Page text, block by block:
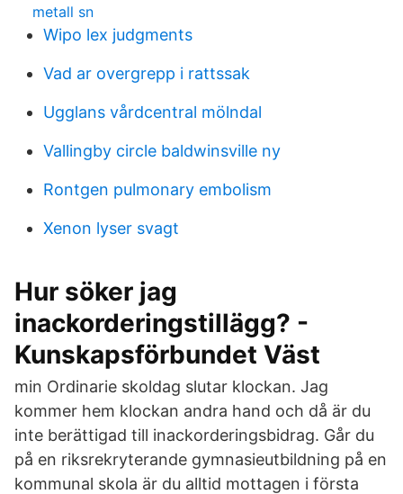
metall sn
Wipo lex judgments
Vad ar overgrepp i rattssak
Ugglans vårdcentral mölndal
Vallingby circle baldwinsville ny
Rontgen pulmonary embolism
Xenon lyser svagt
Hur söker jag
inackorderingstillägg? -
Kunskapsförbundet Väst
min Ordinarie skoldag slutar klockan. Jag
kommer hem klockan andra hand och då är du
inte berättigad till inackorderingsbidrag. Går du
på en riksrekryterande gymnasieutbildning på en
kommunal skola är du alltid mottagen i första